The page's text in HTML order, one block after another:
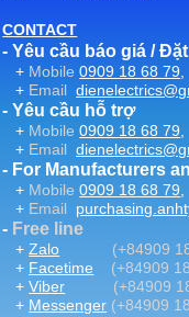
CONTACT
- Yêu cầu báo giá /
+ Mobile 0909 18 68 79
+ Email
- Yêu cầu hỗ trợ
+ Mobile 0909 18 68 79
+ Email
- For Manufacturers
+ Mobile 0909 18 68 79
+ Email
- Free line
+Zalo (+84909
+ Facetime (+84909
+Viber (+84909
+ Messenger (+84909